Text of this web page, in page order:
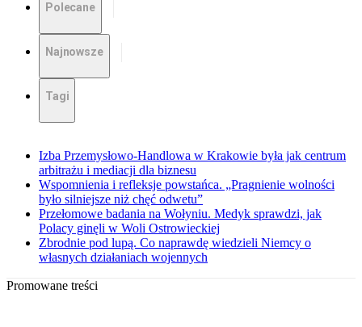
Polecane
Najnowsze
Tagi
Izba Przemysłowo-Handlowa w Krakowie była jak centrum
arbitrażu i mediacji dla biznesu
Wspomnienia i refleksje powstańca. „Pragnienie wolności
było silniejsze niż chęć odwetu”
Przełomowe badania na Wołyniu. Medyk sprawdzi, jak
Polacy ginęli w Woli Ostrowieckiej
Zbrodnie pod lupą. Co naprawdę wiedzieli Niemcy o
własnych działaniach wojennych
Promowane treści